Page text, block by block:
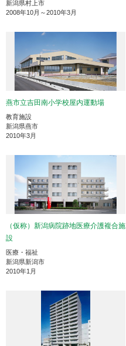
新潟県村上市
2008年10月～2010年3月
燕市立吉田南小学校屋内運動場
教育施設
新潟県燕市
2010年3月
（仮称）新潟病院跡地医療介護複合施
設
医療・福祉
新潟県新潟市
2010年1月